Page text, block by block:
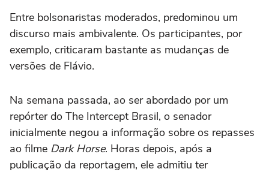
Entre bolsonaristas moderados, predominou um
discurso mais ambivalente. Os participantes, por
exemplo, criticaram bastante as mudanças de
versões de Flávio.
Na semana passada, ao ser abordado por um
repórter do The Intercept Brasil, o senador
inicialmente negou a informação sobre os repasses
ao filme Dark Horse. Horas depois, após a
publicação da reportagem, ele admitiu ter